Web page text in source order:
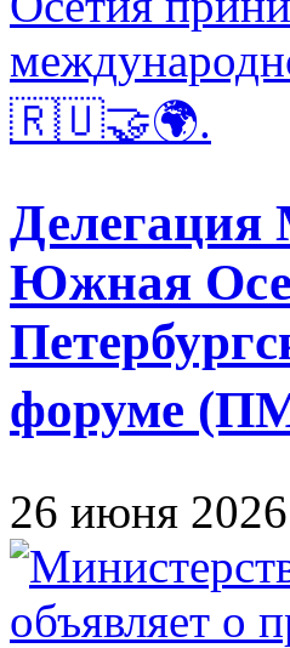
Делегация
Южная
форуме
26 июня 2026